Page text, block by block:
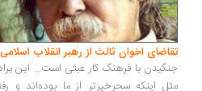
اخوان ثالث از رهبر انقلاب اسلامی
با فرهنگ کار عبثی است... این برادران
اینکه سحرخیزتر از ما بوده‌اند و